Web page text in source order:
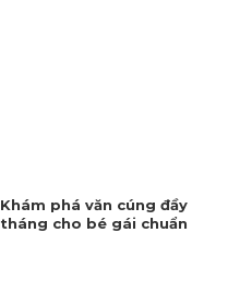
Khám phá văn cúng đầy
tháng cho bé gái chuẩn